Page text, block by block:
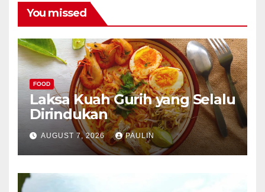
You missed
FOOD
Laksa Kuah Gurih yang Selalu
Dirindukan
AUGUST 7, 2026 PAULIN